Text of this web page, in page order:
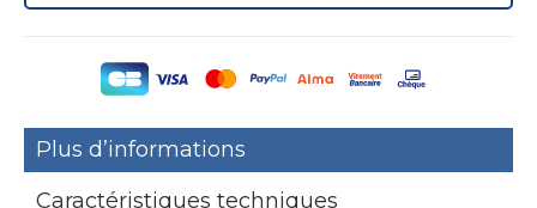
Plus d’informations
Caractéristiques techniques